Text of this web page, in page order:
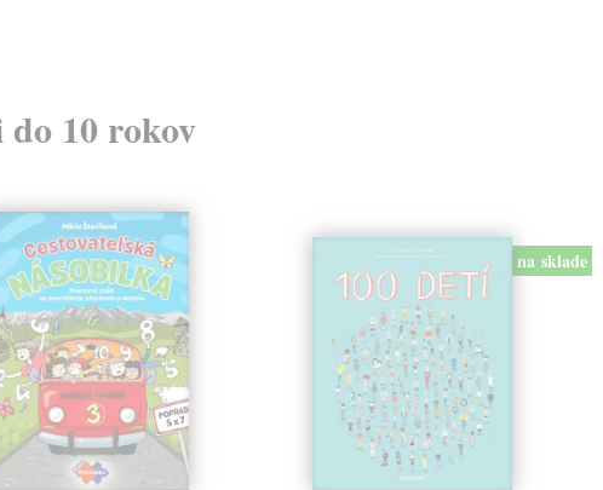
10 rokov
na sklade